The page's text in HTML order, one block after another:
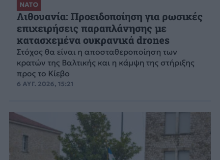
ΝΑΤΟ
Λιθουανία: Προειδοποίηση για ρωσικές
επιχειρήσεις παραπλάνησης με
κατασχεμένα ουκρανικά drones
Στόχος θα είναι η αποσταθεροποίηση των
κρατών της Βαλτικής και η κάμψη της στήριξης
προς το Κίεβο
6 ΑΥΓ. 2026, 15:21